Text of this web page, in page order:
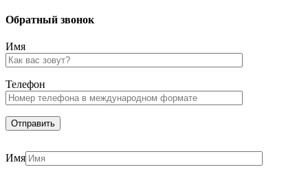
Обратный звонок
Имя
Телефон
Имя